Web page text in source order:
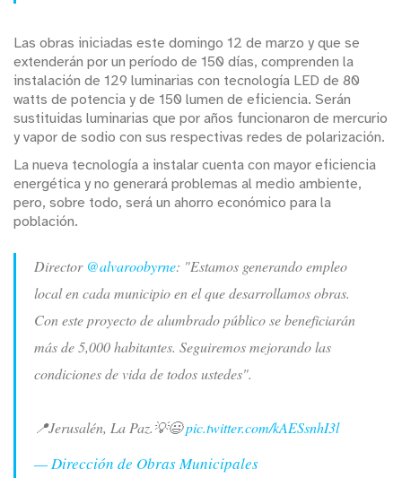
Las obras iniciadas este domingo 12 de marzo y que se
extenderán por un período de 150 días, comprenden la
instalación de 129 luminarias con tecnología LED de 80
watts de potencia y de 150 lumen de eficiencia. Serán
sustituidas luminarias que por años funcionaron de mercurio
y vapor de sodio con sus respectivas redes de polarización.
La nueva tecnología a instalar cuenta con mayor eficiencia
energética y no generará problemas al medio ambiente,
pero, sobre todo, será un ahorro económico para la
población.
Director @alvaroobyrne: "Estamos generando empleo
local en cada municipio en el que desarrollamos obras.
Con este proyecto de alumbrado público se beneficiarán
más de 5,000 habitantes. Seguiremos mejorando las
condiciones de vida de todos ustedes".
📍Jerusalén, La Paz.💡😃pic.twitter.com/kAESsnhI3l
— Dirección de Obras Municipales